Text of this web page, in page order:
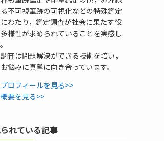
不可視筆跡の可視化などの特殊鑑定
わたり，鑑定調査が社会に果たす役
様性が求められていることを実感し
査は問題解決ができる技術を培い，
悩みに真摯に向き合っています。
ロフィールを見る>>
要を見る>>
れている記事